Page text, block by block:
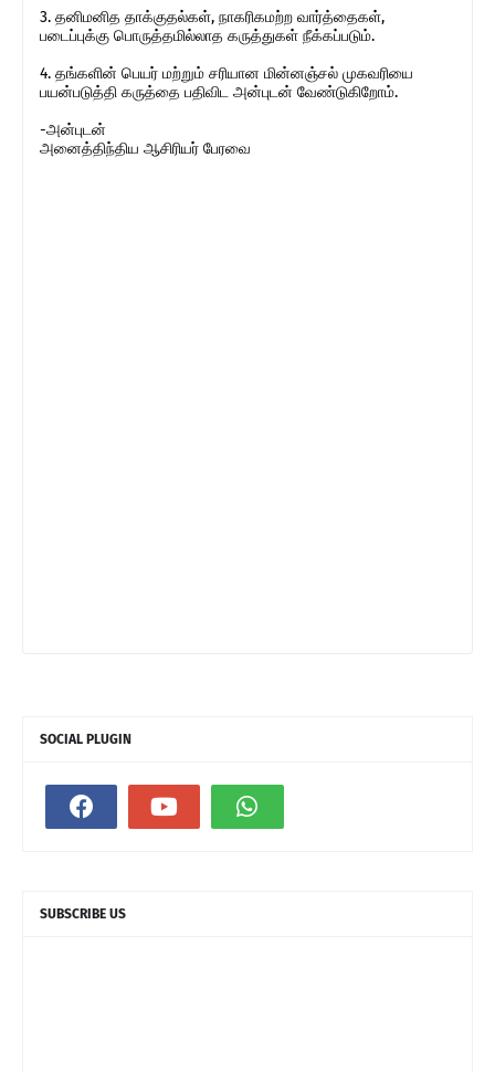
3. தனிமனித தாக்குதல்கள், நாகரிகமற்ற வார்த்தைகள்,
படைப்புக்கு பொருத்தமில்லாத கருத்துகள் நீக்கப்படும்.
4. தங்களின் பெயர் மற்றும் சரியான மின்னஞ்சல் முகவரியை
பயன்படுத்தி கருத்தை பதிவிட அன்புடன் வேண்டுகிறோம்.
-அன்புடன்
அனைத்திந்திய ஆசிரியர் பேரவை
SOCIAL PLUGIN
SUBSCRIBE US